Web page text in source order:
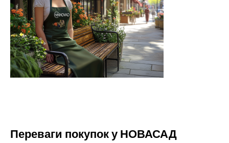
Переваги покупок у НОВАСАД